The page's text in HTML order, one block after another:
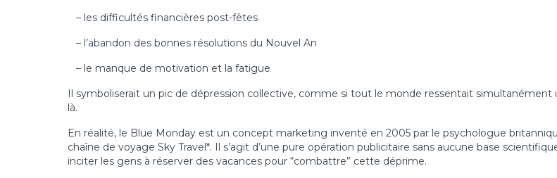
– les difficultés financières post-fêtes
– l’abandon des bonnes résolutions du Nouvel An
– le manque de motivation et la fatigue
Il symboliserait un pic de dépression collective, comme si tout le monde ressentait simultanément
là.
En réalité, le Blue Monday est un concept marketing inventé en 2005 par le psychologue
chaîne de voyage Sky Travel*. Il s’agit d’une pure opération publicitaire sans aucune base
inciter les gens à réserver des vacances pour “combattre” cette déprime.